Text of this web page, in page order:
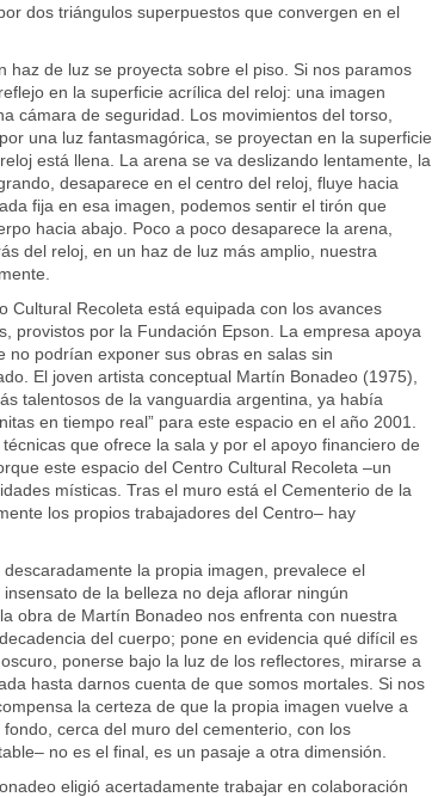
dos triángulos superpuestos que convergen en el
haz de luz se proyecta sobre el piso. Si nos paramos
en la superficie acrílica del reloj: una imagen
cámara de seguridad. Los movimientos del torso,
una luz fantasmagórica, se proyectan en la superficie
está llena. La arena se va deslizando lentamente, la
desaparece en el centro del reloj, fluye hacia
fija en esa imagen, podemos sentir el tirón que
hacia abajo. Poco a poco desaparece la arena,
del reloj, en un haz de luz más amplio, nuestra
Cultural Recoleta está equipada con los avances
provistos por la Fundación Epson. La empresa apoya
no podrían exponer sus obras en salas sin
El joven artista conceptual Martín Bonadeo (1975),
talentosos de la vanguardia argentina, ya había
en tiempo real” para este espacio en el año 2001.
que ofrece la sala y por el apoyo financiero de
este espacio del Centro Cultural Recoleta –un
místicas. Tras el muro está el Cementerio de la
los propios trabajadores del Centro– hay
la propia imagen, prevalece el
de la belleza no deja aflorar ningún
obra de Martín Bonadeo nos enfrenta con nuestra
del cuerpo; pone en evidencia qué difícil es
ponerse bajo la luz de los reflectores, mirarse a
hasta darnos cuenta de que somos mortales. Si nos
la certeza de que la propia imagen vuelve a
fondo, cerca del muro del cementerio, con los
no es el final, es un pasaje a otra dimensión.
eligió acertadamente trabajar en colaboración